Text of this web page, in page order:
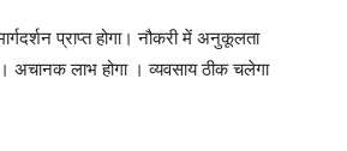
प्राप्त होगा। नौकरी में अनुकूलता
अचानक लाभ होगा । व्यवसाय ठीक चलेगा